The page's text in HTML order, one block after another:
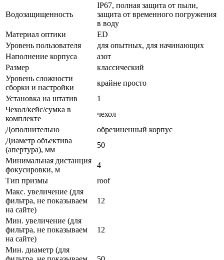
Водозащищенность
IP67, полная защита от пыли,
защита от временного погружения
в воду
Материал оптики
ED
Уровень пользователя
для опытных, для начинающих
Наполнение корпуса
азот
Размер
классический
Уровень сложности
сборки и настройки
крайне просто
Установка на штатив
1
Чехол/кейс/сумка в
комплекте
чехол
Дополнительно
обрезиненный корпус
Диаметр объектива
(апертура), мм
50
Минимальная дистанция
фокусировки, м
4
Тип призмы
roof
Макс. увеличение (для
фильтра, не показываем
на сайте)
12
Мин. увеличение (для
фильтра, не показываем
на сайте)
12
Мин. диаметр (для